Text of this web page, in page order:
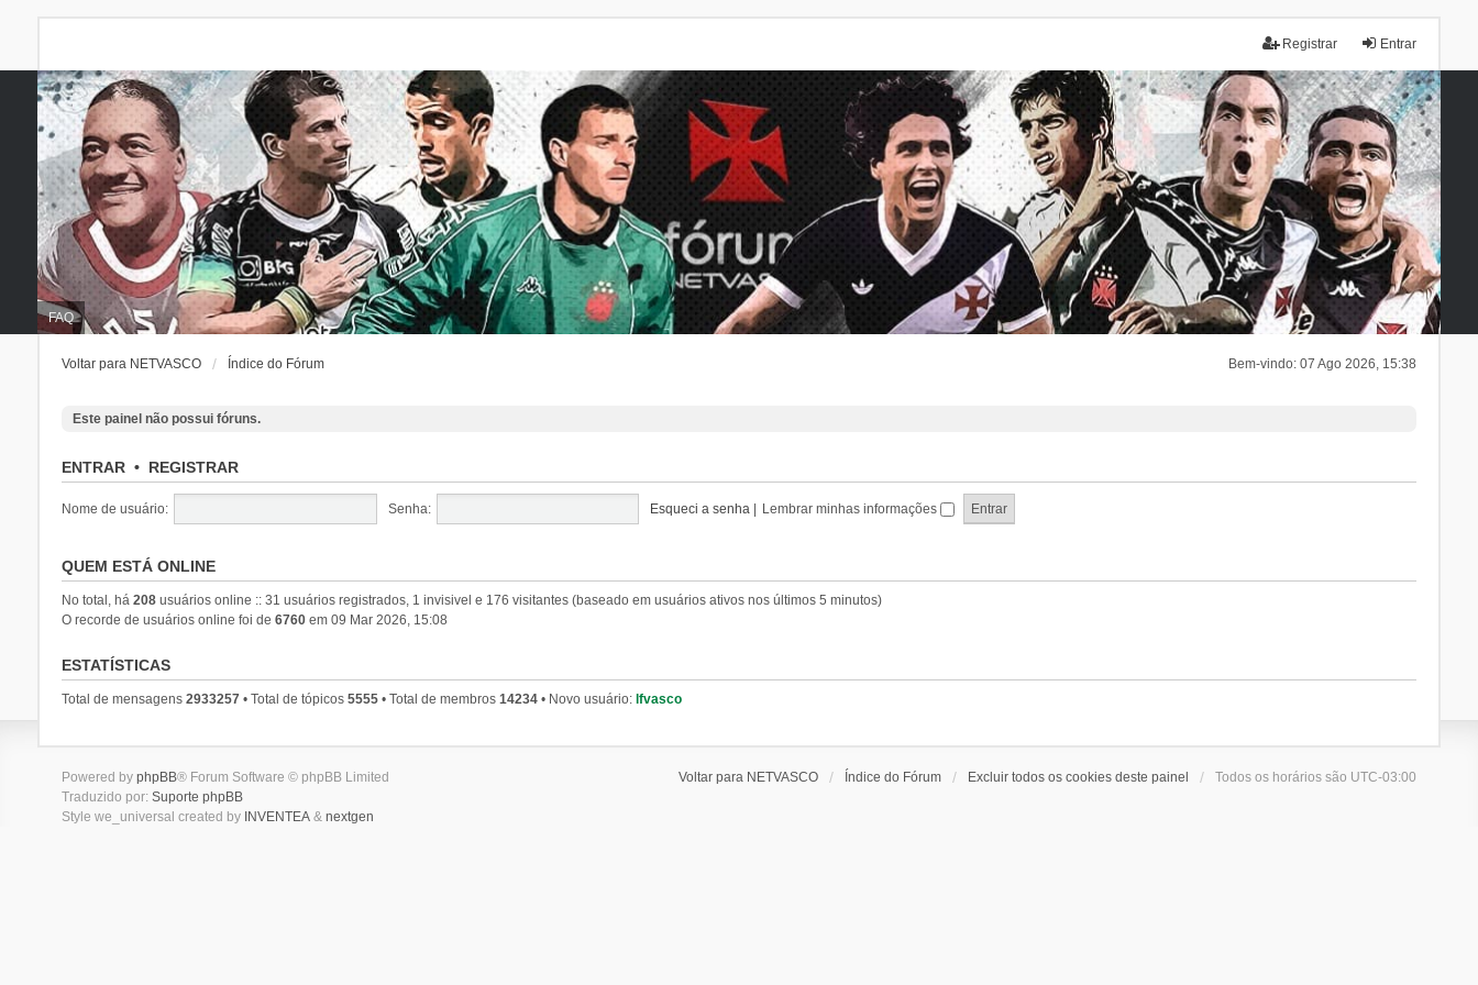
Entrar
Registrar
FAQ
Bem-vindo: 07 Ago 2026, 15:38
Voltar para NETVASCO Índice do Fórum
Este painel não possui fóruns.
ENTRAR• REGISTRAR
Nome de usuário: Senha: Esqueci a senha Lembrar minhas informações
QUEM ESTÁ ONLINE
No total, há 208usuários online :: 31 usuários registrados, 1 invisivel e 176 visitantes (baseado em usuários ativos nos últimos 5 minutos)
O recorde de usuários online foi de 6760em 09 Mar 2026, 15:08
ESTATÍSTICAS
Total de mensagens 2933257• Total de tópicos 5555• Total de membros 14234• Novo usuário: lfvasco
Voltar para NETVASCO Índice do Fórum Excluir todos os cookies deste painel Todos os horários são UTC-03:00
Powered by phpBB® Forum Software © phpBB Limited
Traduzido por: Suporte phpBB
Style we_universal created by INVENTEA& nextgen